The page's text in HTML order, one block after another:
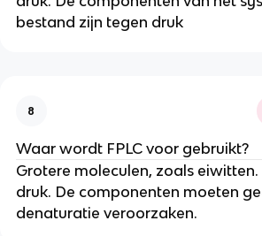
bestand zijn tegen druk
8
Waar wordt FPLC voor gebruikt?
Grotere moleculen, zoals eiwitten.
druk. De componenten moeten
denaturatie veroorzaken.